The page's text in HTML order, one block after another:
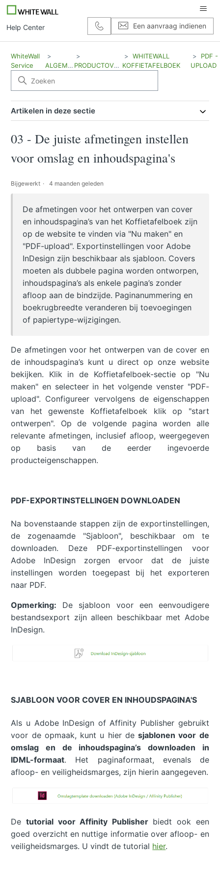
Help Center Een aanvraag indienen
WhiteWall
Service
ALGEMEEN PRODUCTOVERZICHT
WHITEWALL
KOFFIETAFELBOEK
PDF -
UPLOAD
Artikelen in deze sectie
03 - De juiste afmetingen instellen
voor omslag en inhoudspagina's
Bijgewerkt 4 maanden geleden
De afmetingen voor het ontwerpen van cover
en inhoudspagina’s van het Koffietafelboek zijn
op de website te vinden via "Nu maken" en
"PDF-upload". Exportinstellingen voor Adobe
InDesign zijn beschikbaar als sjabloon. Covers
moeten als dubbele pagina worden ontworpen,
inhoudspagina’s als enkele pagina’s zonder
afloop aan de bindzijde. Paginanummering en
boekrugbreedte veranderen bij toevoegingen
of papiertype-wijzigingen.
De afmetingen voor het ontwerpen van de cover en
de inhoudspagina’s kunt u direct op onze website
bekijken. Klik in de Koffietafelboek-sectie op "Nu
maken" en selecteer in het volgende venster "PDF-
upload". Configureer vervolgens de eigenschappen
van het gewenste Koffietafelboek klik op "start
ontwerpen". Op de volgende pagina worden alle
relevante afmetingen, inclusief afloop, weergegeven
op basis van de eerder ingevoerde
producteigenschappen.
PDF-EXPORTINSTELLINGEN DOWNLOADEN
Na bovenstaande stappen zijn de exportinstellingen,
de zogenaamde "Sjabloon", beschikbaar om te
downloaden. Deze PDF-exportinstellingen voor
Adobe InDesign zorgen ervoor dat de juiste
instellingen worden toegepast bij het exporteren
naar PDF.
Opmerking: De sjabloon voor een eenvoudigere
bestandsexport zijn alleen beschikbaar met Adobe
InDesign.
SJABLOON VOOR COVER EN INHOUDSPAGINA'S
Als u Adobe InDesign of Affinity Publisher gebruikt
voor de opmaak, kunt u hier desjablonen voor de
omslag en de inhoudspagina’s downloaden in
IDML-formaat. Het paginaformaat, evenals de
afloop- en veiligheidsmarges, zijn hierin aangegeven.
De tutorial voor Affinity Publisherbiedt ook een
goed overzicht en nuttige informatie over afloop- en
veiligheidsmarges. U vindt de tutorial hier.